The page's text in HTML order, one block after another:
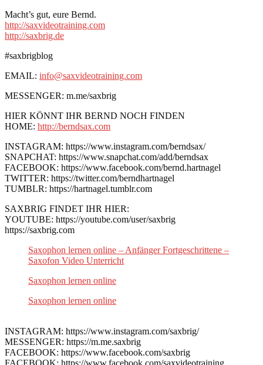
Macht’s gut, eure Bernd.
http://saxvideotraining.com
http://saxbrig.de
#saxbrigblog
EMAIL: info@saxvideotraining.com
MESSENGER: m.me/saxbrig
HIER KÖNNT IHR BERND NOCH FINDEN
HOME: http://berndsax.com
INSTAGRAM: https://www.instagram.com/berndsax/
SNAPCHAT: https://www.snapchat.com/add/berndsax
FACEBOOK: https://www.facebook.com/bernd.hartnagel
TWITTER: https://twitter.com/berndhartnagel
TUMBLR: https://hartnagel.tumblr.com
SAXBRIG FINDET IHR HIER:
YOUTUBE: https://youtube.com/user/saxbrig
https://saxbrig.com
Saxophon lernen online – Anfänger Fortgeschrittene –
Saxofon Video Unterricht
Saxophon lernen online
Saxophon lernen online
INSTAGRAM: https://www.instagram.com/saxbrig/
MESSENGER: https://m.me.saxbrig
FACEBOOK: https://www.facebook.com/saxbrig
FACEBOOK: https://www.facebook.com/saxvideotraining